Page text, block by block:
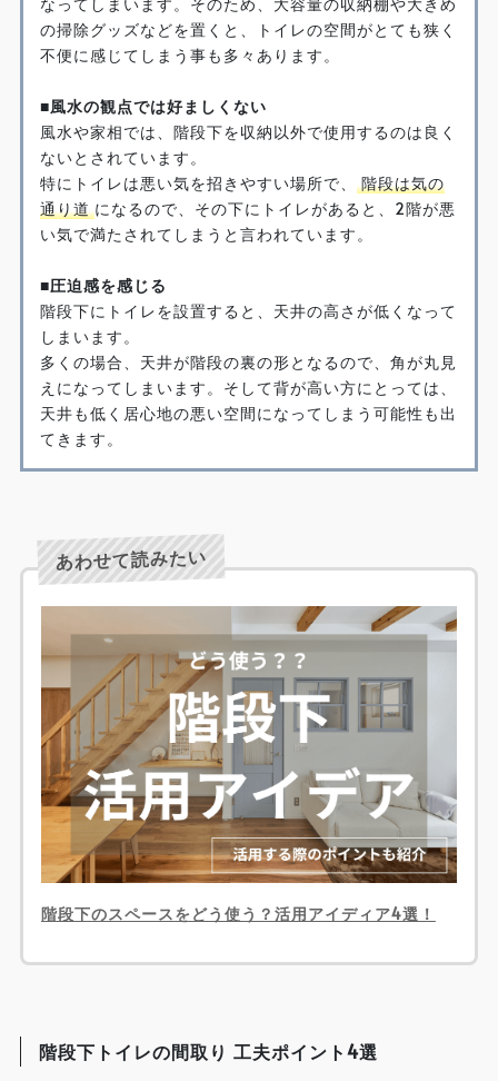
の掃除グッズなどを置くと、トイレの空間がとても狭く
不便に感じてしまう事も多々あります。
■風水の観点では好ましくない
風水や家相では、階段下を収納以外で使用するのは良く
ないとされています。
特にトイレは悪い気を招きやすい場所で、
階段は気の
通り道 になるので、その下にトイレがあると、2階が悪
い気で満たされてしまうと言われています。
■圧迫感を感じる
階段下にトイレを設置すると、天井の高さが低くなって
しまいます。
多くの場合、天井が階段の裏の形となるので、角が丸見
えになってしまいます。そして背が高い方にとっては、
天井も低く居心地の悪い空間になってしまう可能性も出
てきます。
あわせて読みたい
階段下のスペースをどう使う？活用アイディア4選！
階段下トイレの間取り 工夫ポイント4選